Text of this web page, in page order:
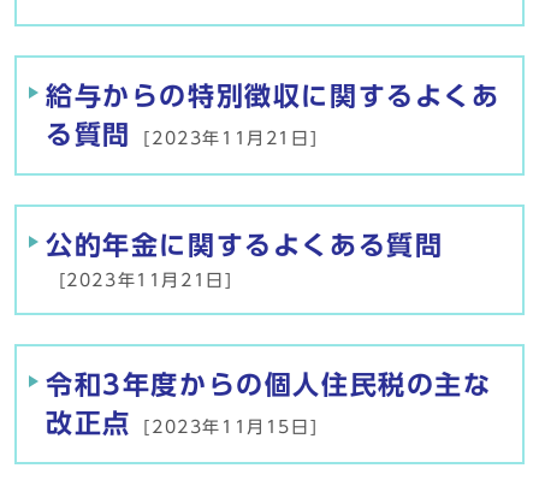
給与からの特別徴収に関するよくあ
る質問
[2023年11月21日]
公的年金に関するよくある質問
[2023年11月21日]
令和3年度からの個人住民税の主な
改正点
[2023年11月15日]